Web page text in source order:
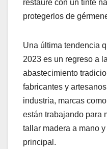
restaure con un tinte
protegerlos de
Una última tendencia
2023 es un regreso a
abastecimiento
fabricantes y
industria, marcas
están trabajando para
tallar madera a mano
principal.